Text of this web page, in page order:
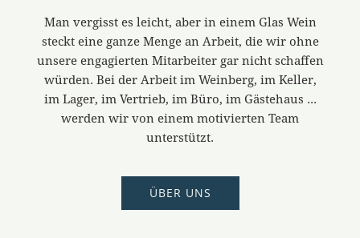
Man vergisst es leicht, aber in einem Glas Wein
steckt eine ganze Menge an Arbeit, die wir ohne
unsere engagierten Mitarbeiter gar nicht schaffen
würden. Bei der Arbeit im Weinberg, im Keller,
im Lager, im Vertrieb, im Büro, im Gästehaus ...
werden wir von einem motivierten Team
unterstützt.
ÜBER UNS